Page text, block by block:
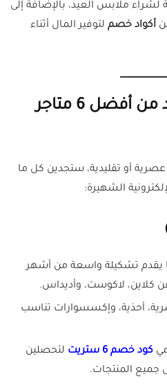
إلكترونية لشراء ملابس العيد، بالإضافة إلى
أكواد خصم لتوفير المال أثناء
اختاري ملابس العيد من أفضل 6 متاجر
أو تقليدية، ستجدين كل ما
الشهيرة:
يقدم تشكيلة واسعة من أشهر
كلاين، لاكوست، وأديداس.
أحذية، وإكسسوارات تناسب
كود خصم 6 ستريت
لتحصلين